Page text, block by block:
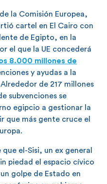
la Comisión Europea,
cartel en El Cairo con
de Egipto, en la
el que la UE concederá
8.000 millones de
y ayudas a la
de 217 millones
subvenciones se
egipcio a gestionar la
que más gente cruce el
el-Sisi, un ex general
piedad el espacio cívico
golpe de Estado en